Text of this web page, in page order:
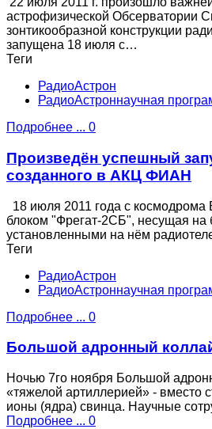
астрофизической Обсерватории
зонтикообразной конструкции
запущена 18 июля с…
Теги
РадиоАстрон
РадиоАстроннаучная
Подробнее ... 0
Произведён успешный
созданного в АКЦ ФИАН
18 июля 2011 года с космодрома
блоком "Фрегат-2СБ", несущая на
установленными на нём
Теги
РадиоАстрон
РадиоАстроннаучная
Подробнее ... 0
Большой адронный
Ночью 7го ноября Большой
«тяжелой артиллерией» - вместо
ионы (ядра) свинца. Научные
Подробнее ... 0